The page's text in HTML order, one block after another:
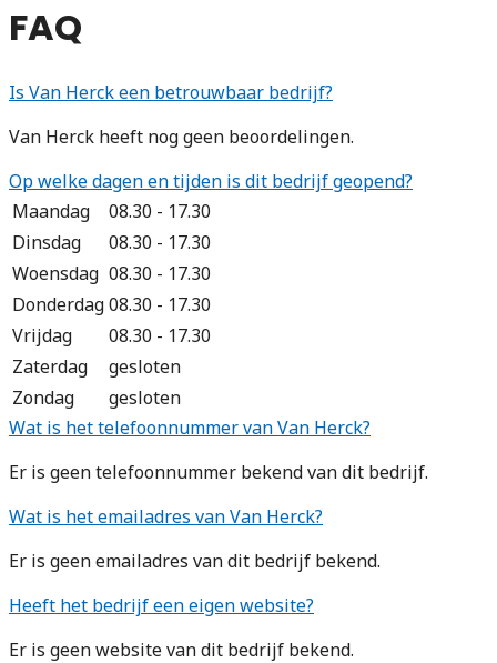
FAQ
Is Van Herck een betrouwbaar bedrijf?
Van Herck heeft nog geen beoordelingen.
Op welke dagen en tijden is dit bedrijf geopend?
Maandag
08.30 - 17.30
Dinsdag
08.30 - 17.30
Woensdag 08.30 - 17.30
Donderdag08.30 - 17.30
Vrijdag
08.30 - 17.30
Zaterdag
gesloten
Zondag
gesloten
Wat is het telefoonnummer van Van Herck?
Er is geen telefoonnummer bekend van dit bedrijf.
Wat is het emailadres van Van Herck?
Er is geen emailadres van dit bedrijf bekend.
Heeft het bedrijf een eigen website?
Er is geen website van dit bedrijf bekend.